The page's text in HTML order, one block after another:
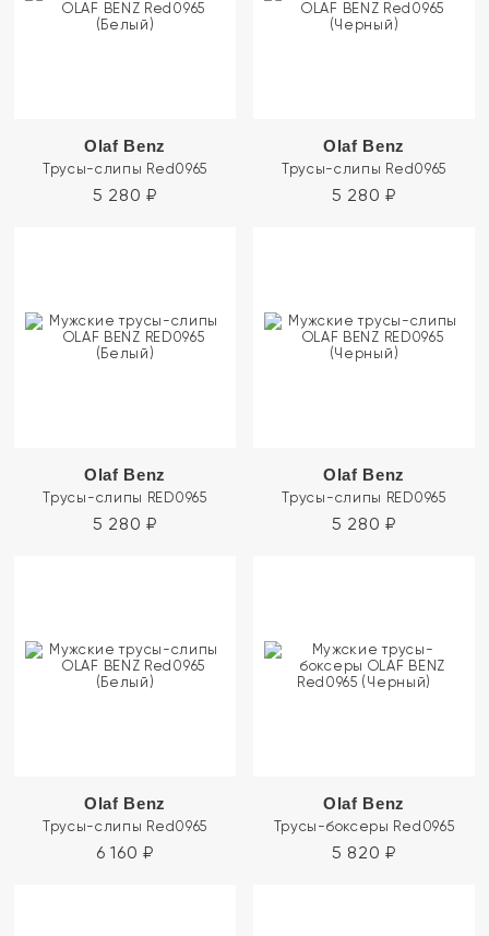
Olaf Benz
Трусы-слипы Red0965
5 280 ₽
Olaf Benz
Трусы-слипы Red0965
5 280 ₽
Olaf Benz
Трусы-слипы RED0965
5 280 ₽
Olaf Benz
Трусы-слипы RED0965
5 280 ₽
Olaf Benz
Трусы-слипы Red0965
6 160 ₽
Olaf Benz
Трусы-боксеры Red0965
5 820 ₽